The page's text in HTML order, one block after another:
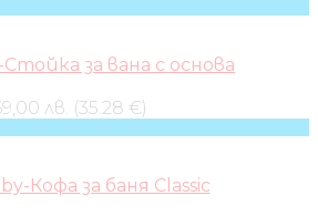
за вана с основа
лв. (35.28 €)
Кофа за баня Classic